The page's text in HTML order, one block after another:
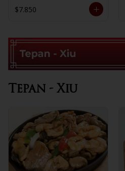
$7.850
Tepan - Xiu